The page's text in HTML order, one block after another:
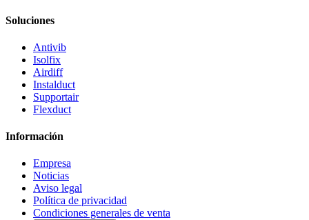
Soluciones
Antivib
Isolfix
Airdiff
Instalduct
Supportair
Flexduct
Información
Empresa
Noticias
Aviso legal
Política de privacidad
Condiciones generales de venta